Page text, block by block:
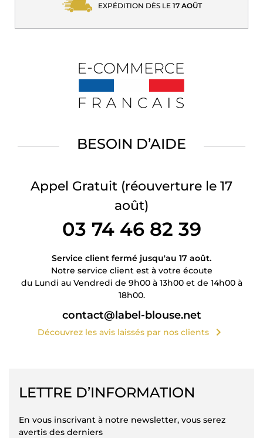
EXPÉDITION DÈS LE 17 AOÛT
BESOIN D’AIDE
Appel Gratuit (réouverture le 17
août)
03 74 46 82 39
Service client fermé jusqu'au 17 août.
Notre service client est à votre écoute
du Lundi au Vendredi de 9h00 à 13h00 et de 14h00 à
18h00.
contact@label-blouse.net
Découvrez les avis laissés par nos clients chevron_right
LETTRE D’INFORMATION
En vous inscrivant à notre newsletter, vous serez
avertis des derniers